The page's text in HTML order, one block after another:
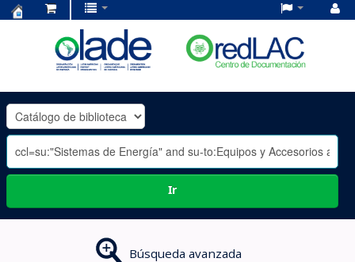
OLADE
-
Ir
Búsqueda avanzada